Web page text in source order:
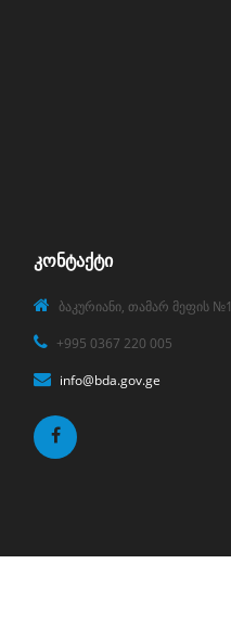
ᲙᲝᲜᲢᲐᲥᲢᲘ
ბაკურიანი, თამარ მეფის №1
+995 0367 220 005
info@bda.gov.ge